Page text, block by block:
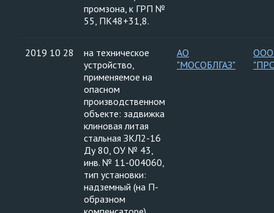
промзона, к ГРП №
55, ПК48+31,8.
2019 10 28
на техническое
устройство,
применяемое на
опасном
производственном
объекте: задвижка
клиновая литая
стальная ЗКЛ2-16
Ду 80, ОУ № 43,
инв. № 11-004060,
тип установки:
надземный (на П-
образном
АО
"МОСОБЛГАЗ"